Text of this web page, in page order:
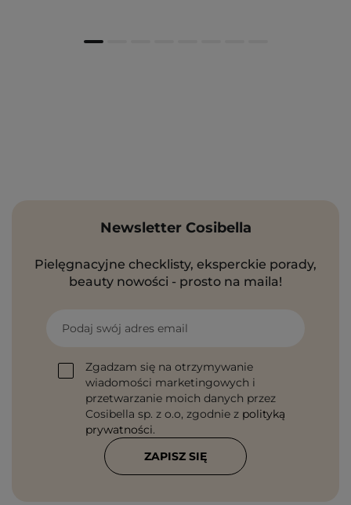
Newsletter Cosibella
Pielęgnacyjne checklisty, eksperckie porady,
beauty nowości - prosto na maila!
Podaj swój adres email
Zgadzam się na otrzymywanie
wiadomości marketingowych i
przetwarzanie moich danych przez
Cosibella sp. z o.o, zgodnie z polityką
prywatności.
ZAPISZ SIĘ